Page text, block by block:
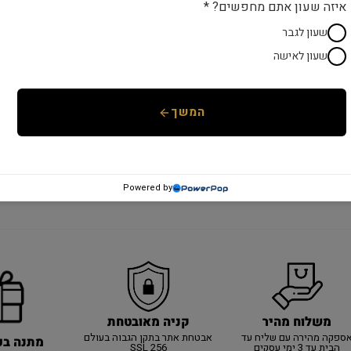
משלוח מהיר
מהירה עם שליח עד
הבית עד 3 ימי עסקים
קניה מאובטחת
אבטחת אתר בתקן הגבוה בעולם
SSL 256 מתנה
איזה שעון אתם מחפשים? *
שעון לגבר
שעון לאישה
המשך
Powered by